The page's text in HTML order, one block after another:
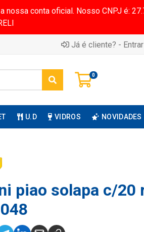
nossa conta oficial. Nosso CNPJ é:
Já é cliente? - Entrar
0
U.D VIDROS NOVIDADES
piao solapa c/20